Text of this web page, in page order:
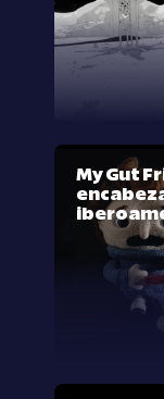
My Gut